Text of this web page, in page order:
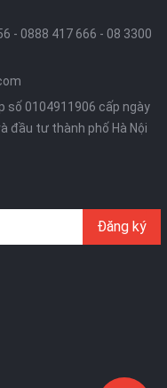
- 0888 417 666 - 08 3300
số 0104911906 cấp ngày
đầu tư thành phố Hà Nội
Đăng ký